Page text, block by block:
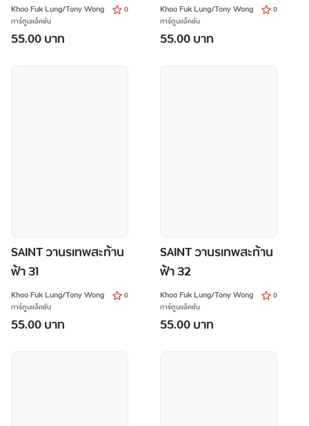
Khoo Fuk Lung/Tony Wong 0
การ์ตูนแอ็คชั่น
55.00 บาท
Khoo Fuk Lung/Tony Wong 0
การ์ตูนแอ็คชั่น
55.00 บาท
SAINT วานรเทพสะท้าน
ฟ้า 31
Khoo Fuk Lung/Tony Wong 0
การ์ตูนแอ็คชั่น
55.00 บาท
SAINT วานรเทพสะท้าน
ฟ้า 32
Khoo Fuk Lung/Tony Wong 0
การ์ตูนแอ็คชั่น
55.00 บาท